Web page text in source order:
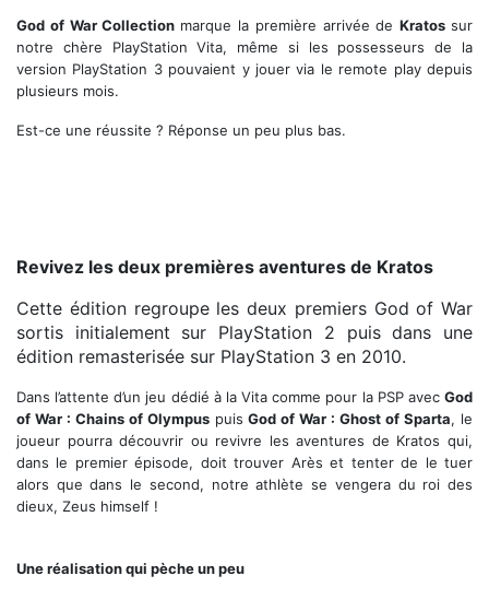
God of War Collection marque la première arrivée deKratossur
notre chère PlayStation Vita, même si les possesseurs de la
version PlayStation 3 pouvaient y jouer via le remote play depuis
plusieurs mois.
Est-ce une réussite ? Réponse un peu plus bas.
Revivez les deux premières aventures de Kratos
Cette édition regroupe les deux premiers God of War
sortis initialement sur PlayStation 2 puis dans une
édition remasterisée sur PlayStation 3 en 2010.
Dans l’attente d’un jeu dédié à la Vita comme pour la PSP avec God
of War : Chains of Olympus puis God of War : Ghost of Sparta, le
joueur pourra découvrir ou revivre les aventures de Kratos qui,
dans le premier épisode, doit trouver Arès et tenter de le tuer
alors que dans le second, notre athlète se vengera du roi des
dieux, Zeus himself !
Une réalisation qui pèche un peu